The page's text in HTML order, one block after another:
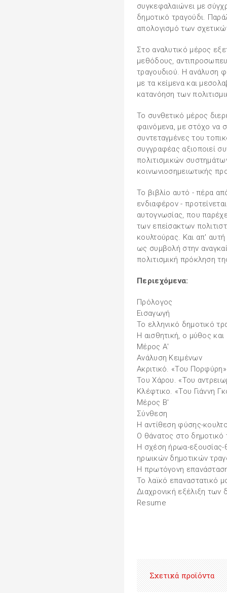
συγκεφαλαιώνει με
δημοτικό τραγούδι.
απολογισμό των
Στο αναλυτικό μέρος
μεθόδους,
τραγουδιού. Η ανάλυση
με τα κείμενα και
κατανόηση των
Το συνθετικό μέρος
φαινόμενα, με στόχο να
συντεταγμένες του
συγγραφέας αξιοποιεί
πολιτισμικών
κοινωνιοσημειωτικής
Το βιβλίο αυτό - πέρα
ενδιαφέρον -
αυτογνωσίας, που
των επείσακτων
κουλτούρας. Και απ'
ως συμβολή στην
πολιτισμική πρόκληση
Περιεχόμενα:
Πρόλογος
Εισαγωγή
Το ελληνικό δημοτικό
Η αισθητική, ο μύθος και
Μέρος Α'
Ανάλυση Κειμένων
Ακριτικό. «Του Πορφύρη»
Του Χάρου. «Του
Κλέφτικο. «Του Γιάννη
Μέρος Β'
Σύνθεση
Η αντίθεση φύσης-
Ο θάνατος στο δημοτικό
Η σχέση ήρωα-
ηρωικών δημοτικών
Η πρωτόγονη
Το λαϊκό επαναστατικό
Διαχρονική εξέλιξη
Resume
Σχετικά προϊόντα